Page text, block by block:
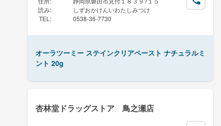
読み:
しずおかけんいわたしみつけ
TEL : 0538-36-7730
オーラツーミー ステインクリアペースト ナチュラルミ
ント 20g
杏林堂ドラッグストア 鳥之瀬店